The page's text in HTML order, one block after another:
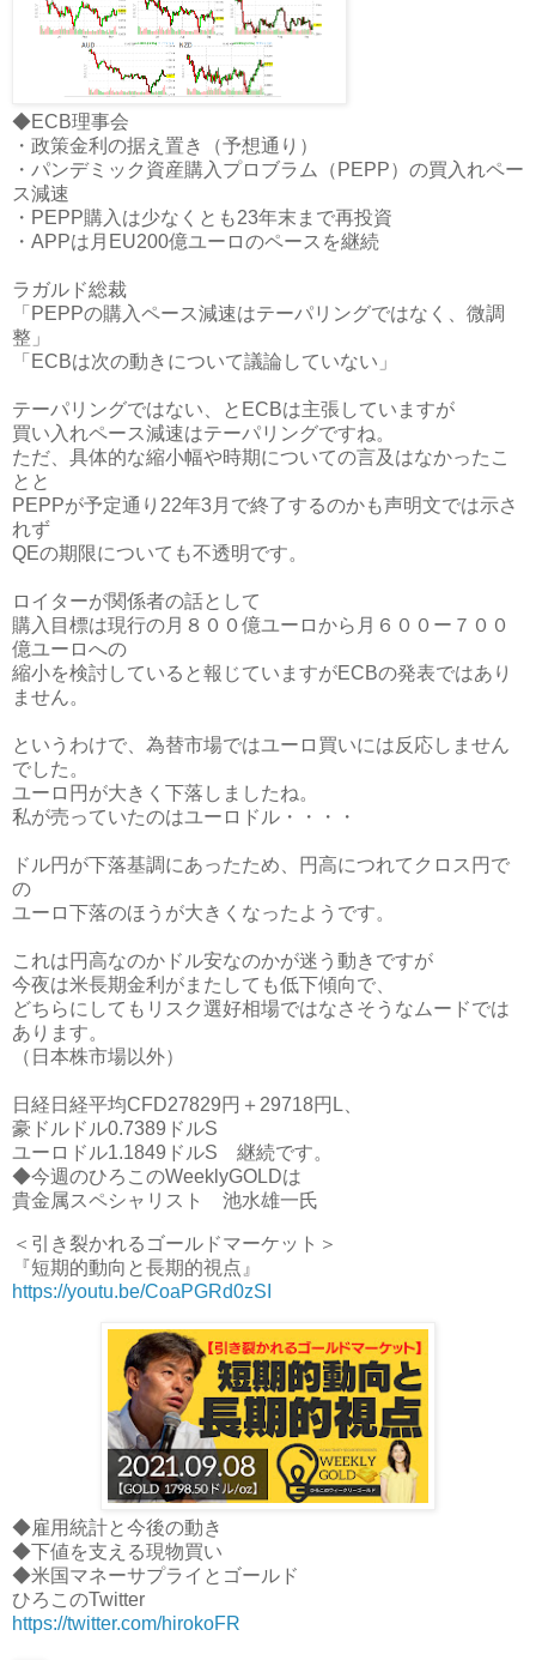
◆ECB理事会
・政策金利の据え置き（予想通り）
・パンデミック資産購入プロブラム（PEPP）の買入れペー
ス減速
・PEPP購入は少なくとも23年末まで再投資
・APPは月EU200億ユーロのペースを継続
ラガルド総裁
「PEPPの購入ペース減速はテーパリングではなく、微調
整」
「ECBは次の動きについて議論していない」
テーパリングではない、とECBは主張していますが
買い入れペース減速はテーパリングですね。
ただ、具体的な縮小幅や時期についての言及はなかったこ
とと
PEPPが予定通り22年3月で終了するのかも声明文では示さ
れず
QEの期限についても不透明です。
ロイターが関係者の話として
購入目標は現行の月８００億ユーロから月６００ー７００
億ユーロへの
縮小を検討していると報じていますがECBの発表ではあり
ません。
というわけで、為替市場ではユーロ買いには反応しません
でした。
ユーロ円が大きく下落しましたね。
私が売っていたのはユーロドル・・・・
ドル円が下落基調にあったため、円高につれてクロス円で
の
ユーロ下落のほうが大きくなったようです。
これは円高なのかドル安なのかが迷う動きですが
今夜は米長期金利がまたしても低下傾向で、
どちらにしてもリスク選好相場ではなさそうなムードでは
あります。
（日本株市場以外）
日経日経平均CFD27829円＋29718円L、
豪ドルドル0.7389ドルS
ユーロドル1.1849ドルS 継続です。
◆今週のひろこのWeeklyGOLDは
貴金属スペシャリスト 池水雄一氏
＜引き裂かれるゴールドマーケット＞
『短期的動向と長期的視点』
https://youtu.be/CoaPGRd0zSI
◆雇用統計と今後の動き
◆下値を支える現物買い
◆米国マネーサプライとゴールド
ひろこのTwitter
https://twitter.com/hirokoFR